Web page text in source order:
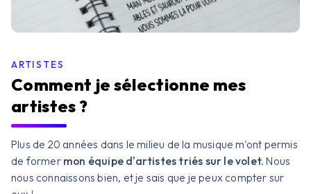
ARTISTES
Comment je sélectionne mes
artistes ?
Plus de 20 années dans le milieu de la musique m'ont permis
de former mon équipe d'artistes triés sur le volet.Nous
nous connaissons bien, et je sais que je peux compter sur